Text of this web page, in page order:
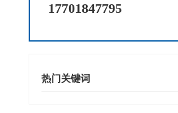
17701847795
热门关键词